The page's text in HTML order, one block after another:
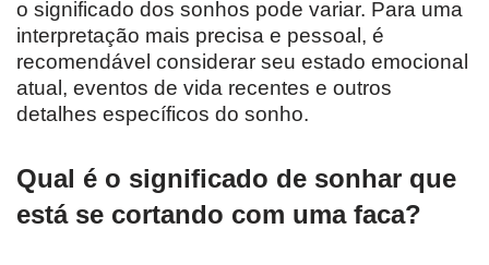
o significado dos sonhos pode variar. Para uma
interpretação mais precisa e pessoal, é
recomendável considerar seu estado emocional
atual, eventos de vida recentes e outros
detalhes específicos do sonho.
Qual é o significado de sonhar que
está se cortando com uma faca?